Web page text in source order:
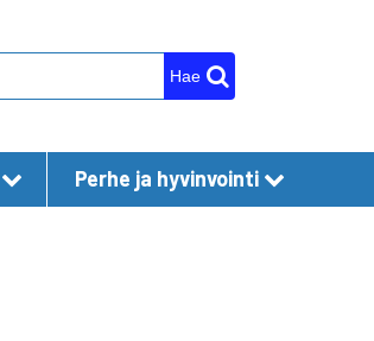
Hae
Perhe ja hyvinvointi